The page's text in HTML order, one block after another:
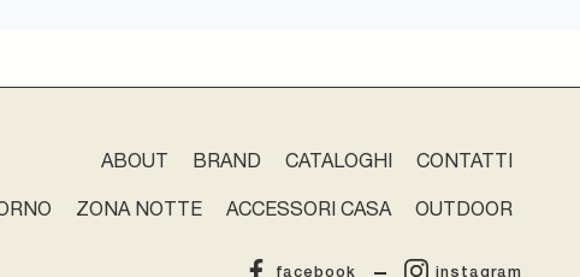
ABOUT BRAND CATALOGHI CONTATTI
ZONA NOTTE ACCESSORI CASA OUTDOOR
facebook instagram